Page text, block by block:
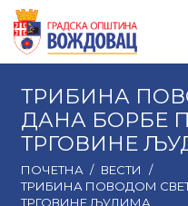
ТРИБИНА
ДАНА БОРБЕ
ТРГОВИНЕ
ПОЧЕТНА / ВЕСТИ
/
ТРИБИНА ПОВОДОМ
ТРГОВИНЕ ЉУДИМА